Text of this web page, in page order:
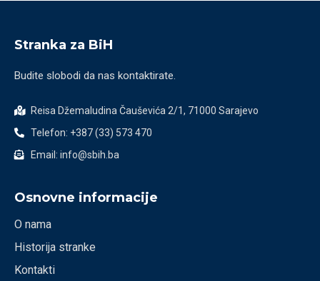
Stranka za BiH
Budite slobodi da nas kontaktirate.
Reisa Džemaludina Čauševića 2/1, 71000 Sarajevo
Telefon: +387 (33) 573 470
Email: info@sbih.ba
Osnovne informacije
O nama
Historija stranke
Kontakti